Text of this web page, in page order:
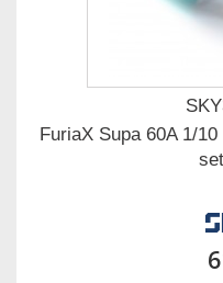
FuriaX Supa 60A 1/